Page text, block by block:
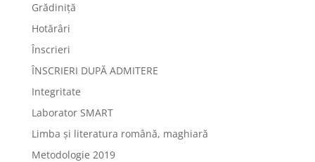
Grădiniță
Hotărâri
Înscrieri
ÎNSCRIERI DUPĂ ADMITERE
Integritate
Laborator SMART
Limba şi literatura română, maghiară
Metodologie 2019